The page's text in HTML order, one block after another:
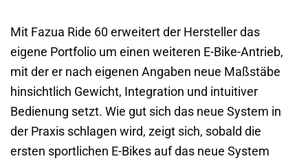
Mit Fazua Ride 60 erweitert der Hersteller das
eigene Portfolio um einen weiteren E-Bike-Antrieb,
mit der er nach eigenen Angaben neue Maßstäbe
hinsichtlich Gewicht, Integration und intuitiver
Bedienung setzt. Wie gut sich das neue System in
der Praxis schlagen wird, zeigt sich, sobald die
ersten sportlichen E-Bikes auf das neue System